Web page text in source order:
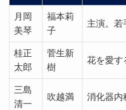
月岡
美琴
福本莉
子
主演。若
桂正
太郎
菅生新
樹
花を愛す
三島
清一
吹越満 消化器内